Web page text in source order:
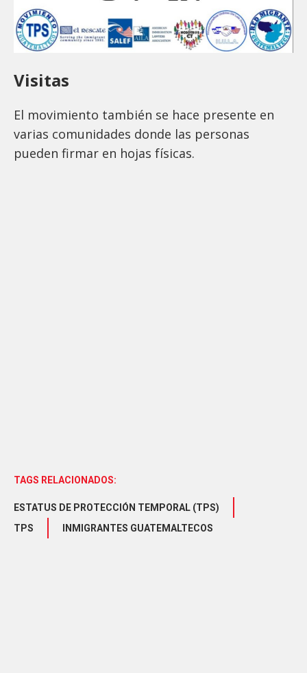
Visitas
El movimiento también se hace presente en
varias comunidades donde las personas
pueden firmar en hojas físicas.
TAGS RELACIONADOS:
ESTATUS DE PROTECCIÓN TEMPORAL (TPS)
TPS
INMIGRANTES GUATEMALTECOS